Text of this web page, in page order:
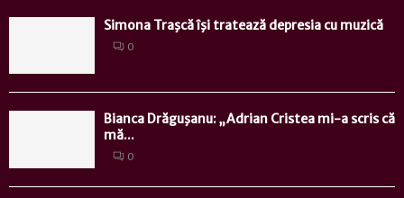
Simona Traşcă îşi tratează depresia cu muzică
0
Bianca Drăguşanu: „Adrian Cristea mi-a scris că
mă...
0